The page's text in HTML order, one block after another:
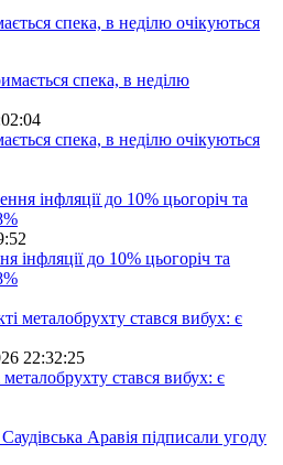
спека, в неділю очікуються
спека, в неділю очікуються
інфляції до 10% цьогоріч та
22:32:25
стався вибух: є